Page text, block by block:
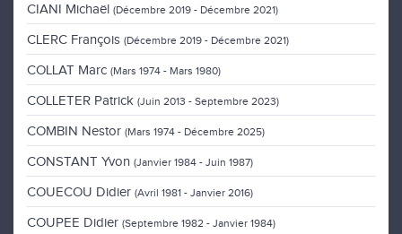
CIANI Michaël (Décembre 2019 - Décembre 2021)
CLERC François (Décembre 2019 - Décembre 2021)
COLLAT Marc (Mars 1974 - Mars 1980)
COLLETER Patrick (Juin 2013 - Septembre 2023)
COMBIN Nestor (Mars 1974 - Décembre 2025)
CONSTANT Yvon (Janvier 1984 - Juin 1987)
COUECOU Didier (Avril 1981 - Janvier 2016)
COUPEE Didier (Septembre 1982 - Janvier 1984)